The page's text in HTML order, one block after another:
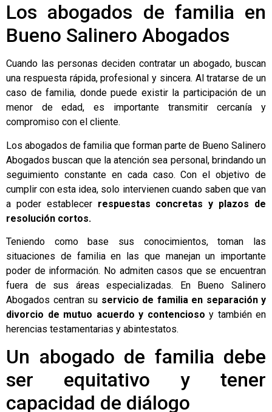
Los abogados de familia en
Bueno Salinero Abogados
Cuando las personas deciden contratar un abogado, buscan
una respuesta rápida, profesional y sincera. Al tratarse de un
caso de familia, donde puede existir la participación de un
menor de edad, es importante transmitir cercanía y
compromiso con el cliente.
Los abogados de familia que forman parte de Bueno Salinero
Abogados buscan que la atención sea personal, brindando un
seguimiento constante en cada caso. Con el objetivo de
cumplir con esta idea, solo intervienen cuando saben que van
a poder establecer respuestas concretas y plazos de
resolución cortos.
Teniendo como base sus conocimientos, toman las
situaciones de familia en las que manejan un importante
poder de información. No admiten casos que se encuentran
fuera de sus áreas especializadas. En Bueno Salinero
Abogados centran su servicio de familia en separación y
divorcio de mutuo acuerdo y contencioso y también en
herencias testamentarias y abintestatos.
Un abogado de familia debe
ser equitativo y tener
capacidad de diálogo